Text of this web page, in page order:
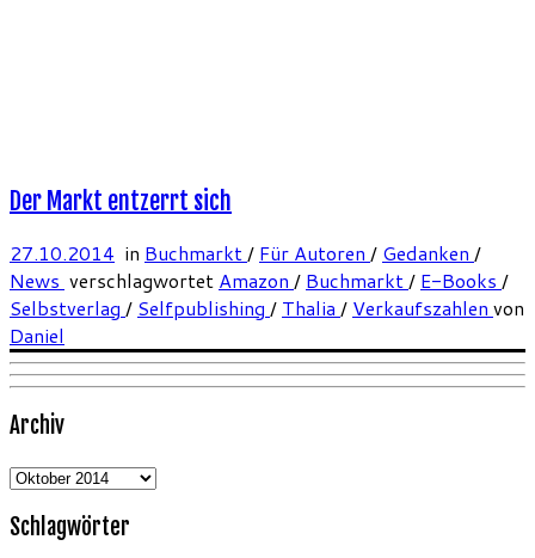
Der Markt entzerrt sich
27.10.2014 in Buchmarkt/ Für Autoren / Gedanken /
News verschlagwortet Amazon / Buchmarkt/ E-Books /
Selbstverlag / Selfpublishing / Thalia / Verkaufszahlen von
Daniel
Archiv
Archiv
Schlagwörter